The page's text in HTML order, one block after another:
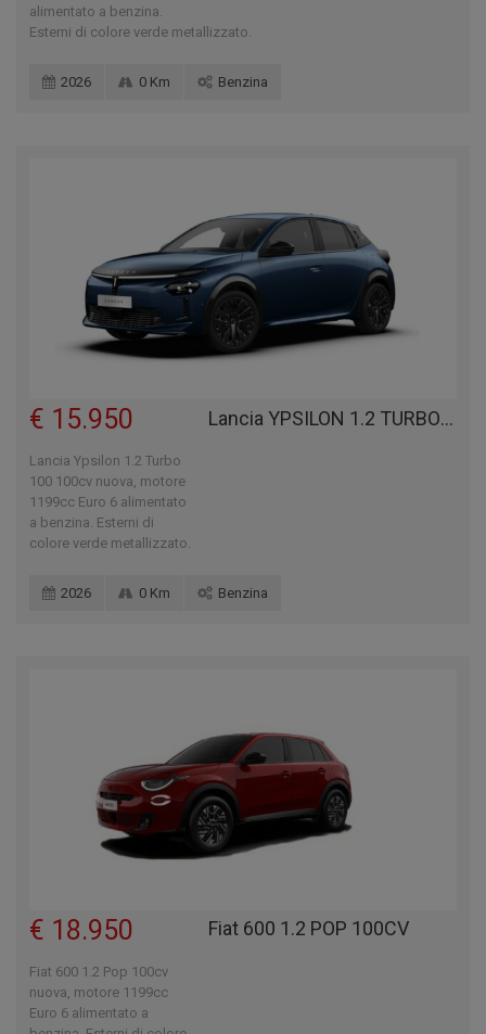
alimentato a benzina.
Esterni di colore verde metallizzato.
2026 0 Km Benzina
Lancia YPSILON 1.2 TURBO 100 100CV
€ 15.950
Lancia Ypsilon 1.2 Turbo
100 100cv nuova, motore
1199cc Euro 6 alimentato
a benzina. Esterni di
colore verde metallizzato.
2026 0 Km Benzina
Fiat 600 1.2 POP 100CV
€ 18.950
Fiat 600 1.2 Pop 100cv
nuova, motore 1199cc
Euro 6 alimentato a